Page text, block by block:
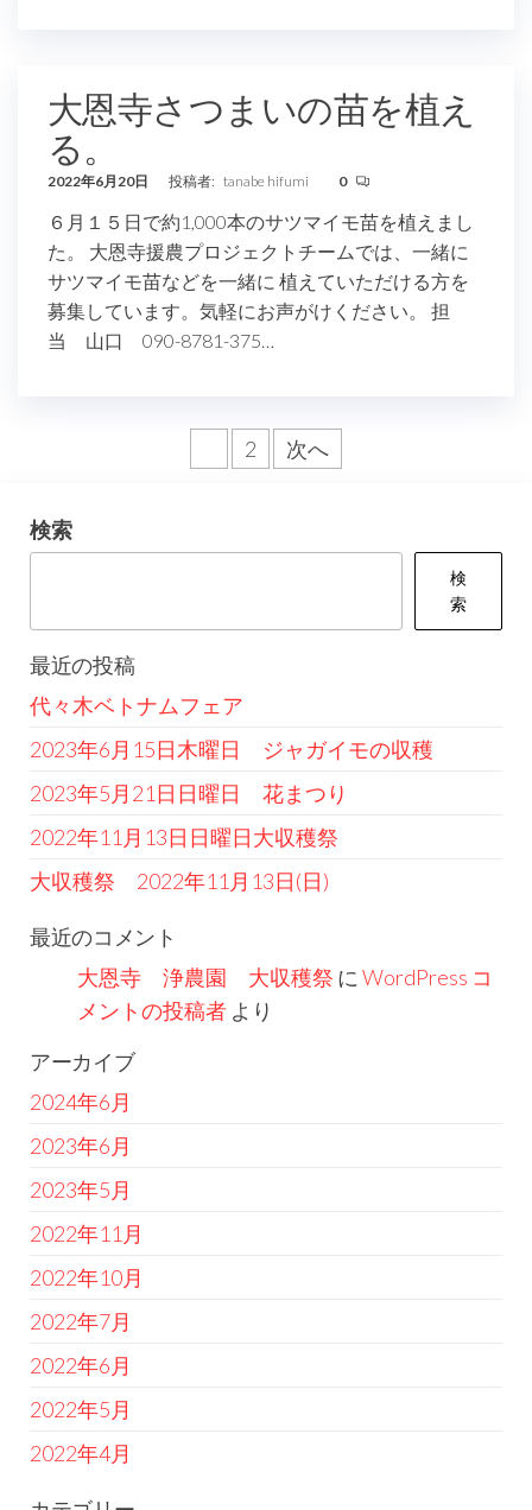
大恩寺さつまいの苗を植え
る。
2022年6月20日 投稿者: tanabe hifumi 0
６月１５日で約1,000本のサツマイモ苗を植えまし
た。 大恩寺援農プロジェクトチームでは、一緒に
サツマイモ苗などを一緒に 植えていただける方を
募集しています。気軽にお声がけください。 担
当 山口 090-8781-375…
の
ペ
ジ
送
り
2 次へ
検索
検
索
最近の投稿
代々木ベトナムフェア
2023年6月15日木曜日 ジャガイモの収穫
2023年5月21日日曜日 花まつり
2022年11月13日日曜日大収穫祭
大収穫祭 2022年11月13日(日)
最近のコメント
大恩寺 浄農園 大収穫祭 に WordPress コ
メントの投稿者 より
アーカイブ
2024年6月
2023年6月
2023年5月
2022年11月
2022年10月
2022年7月
2022年6月
2022年5月
2022年4月